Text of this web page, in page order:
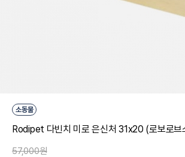
소동물
Rodipet 다빈치 미로 은신처 31x20 (로보로브
57,000원